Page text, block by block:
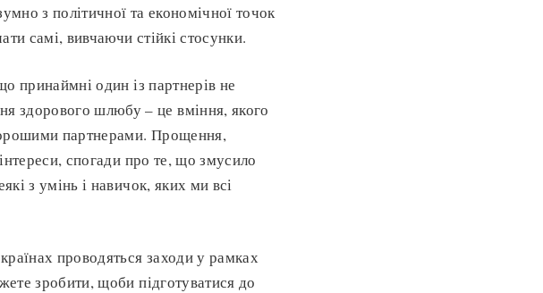
з політичної та економічної точок
самі, вивчаючи стійкі стосунки.
принаймні один із партнерів не
здорового шлюбу – це вміння, якого
партнерами. Прощення,
спогади про те, що змусило
з умінь і навичок, яких ми всі
проводяться заходи у рамках
зробити, щоби підготуватися до